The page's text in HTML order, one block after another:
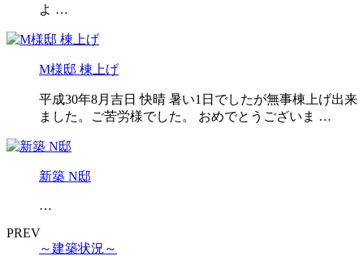
よ …
M様邸 棟上げ
平成30年8月吉日 快晴 暑い1日でしたが無事棟上げ出来
ました。ご苦労様でした。 おめでとうございま …
新築 N邸
…
PREV
～建築状況～